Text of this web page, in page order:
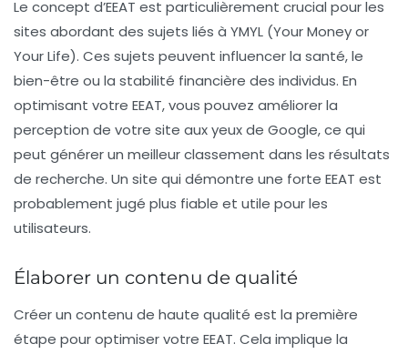
Le concept d’EEAT est particulièrement crucial pour les
sites abordant des sujets liés à YMYL (Your Money or
Your Life). Ces sujets peuvent influencer la santé, le
bien-être ou la stabilité financière des individus. En
optimisant votre EEAT, vous pouvez améliorer la
perception de votre site aux yeux de Google, ce qui
peut générer un meilleur classement dans les résultats
de recherche. Un site qui démontre une forte EEAT est
probablement jugé plus fiable et utile pour les
utilisateurs.
Élaborer un contenu de qualité
Créer un contenu de haute qualité est la première
étape pour optimiser votre EEAT. Cela implique la